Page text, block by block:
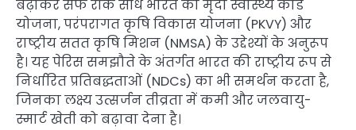
बढ़ाकर सेफ रॉक सीधे भारत की मृदा स्वास्थ्य कार्ड
योजना, परंपरागत कृषि विकास योजना (PKVY) और
राष्ट्रीय सतत कृषि मिशन (NMSA) के उद्देश्यों के अनुरूप
है। यह पेरिस समझौते के अंतर्गत भारत की राष्ट्रीय रूप से
निर्धारित प्रतिबद्धताओं (NDCs) का भी समर्थन करता है,
जिनका लक्ष्य उत्सर्जन तीव्रता में कमी और जलवायु-
स्मार्ट खेती को बढ़ावा देना है।